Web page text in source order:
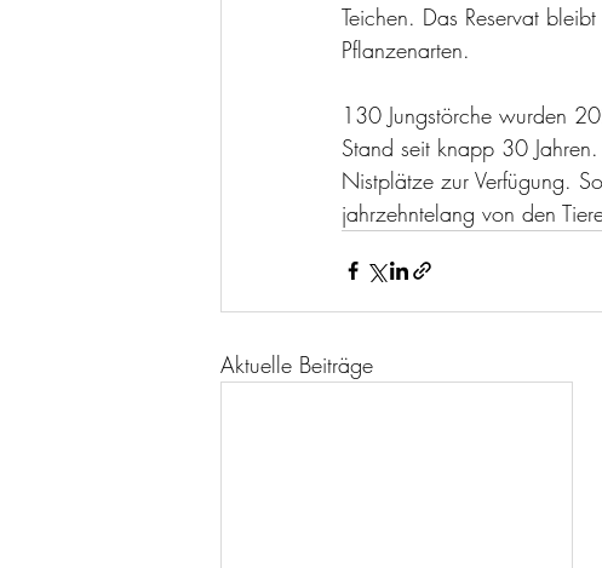
Teichen. Das Reservat
Pflanzenarten.
130 Jungstörche wurden
Stand seit knapp 30
Nistplätze zur Verfügung.
jahrzehntelang von den
Aktuelle Beiträge